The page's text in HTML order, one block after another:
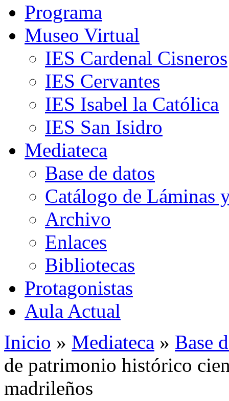
Programa
Museo Virtual
IES Cardenal Cisneros
IES Cervantes
IES Isabel la Católica
IES San Isidro
Mediateca
Base de datos
Catálogo de Láminas
Archivo
Enlaces
Bibliotecas
Protagonistas
Aula Actual
Inicio » Mediateca » Base
de patrimonio histórico
madrileños